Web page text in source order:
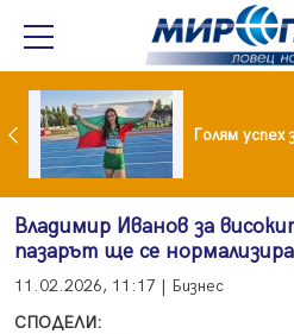
Когато всичко те дразни: тези трикове променят настроението за минути
Владимир Иванов за
пазарът ще се
11.02.2026, 11:17 | Бизнес
СПОДЕЛИ: